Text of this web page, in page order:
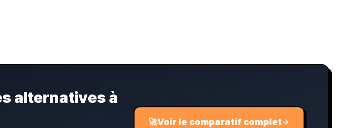
alternatives à
🚀Voir le comparatif complet